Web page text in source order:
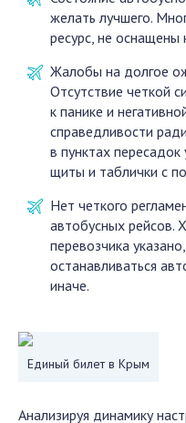
желать лучшего.
ресурс, не оснащены
Жалобы на долгое
Отсутствие четкой
к панике и
справедливости
в пунктах
щиты и таблички с
Нет четкого
автобусных рейсов.
перевозчика
останавливаться
иначе.
Единый билет в Крым
Анализируя динамику